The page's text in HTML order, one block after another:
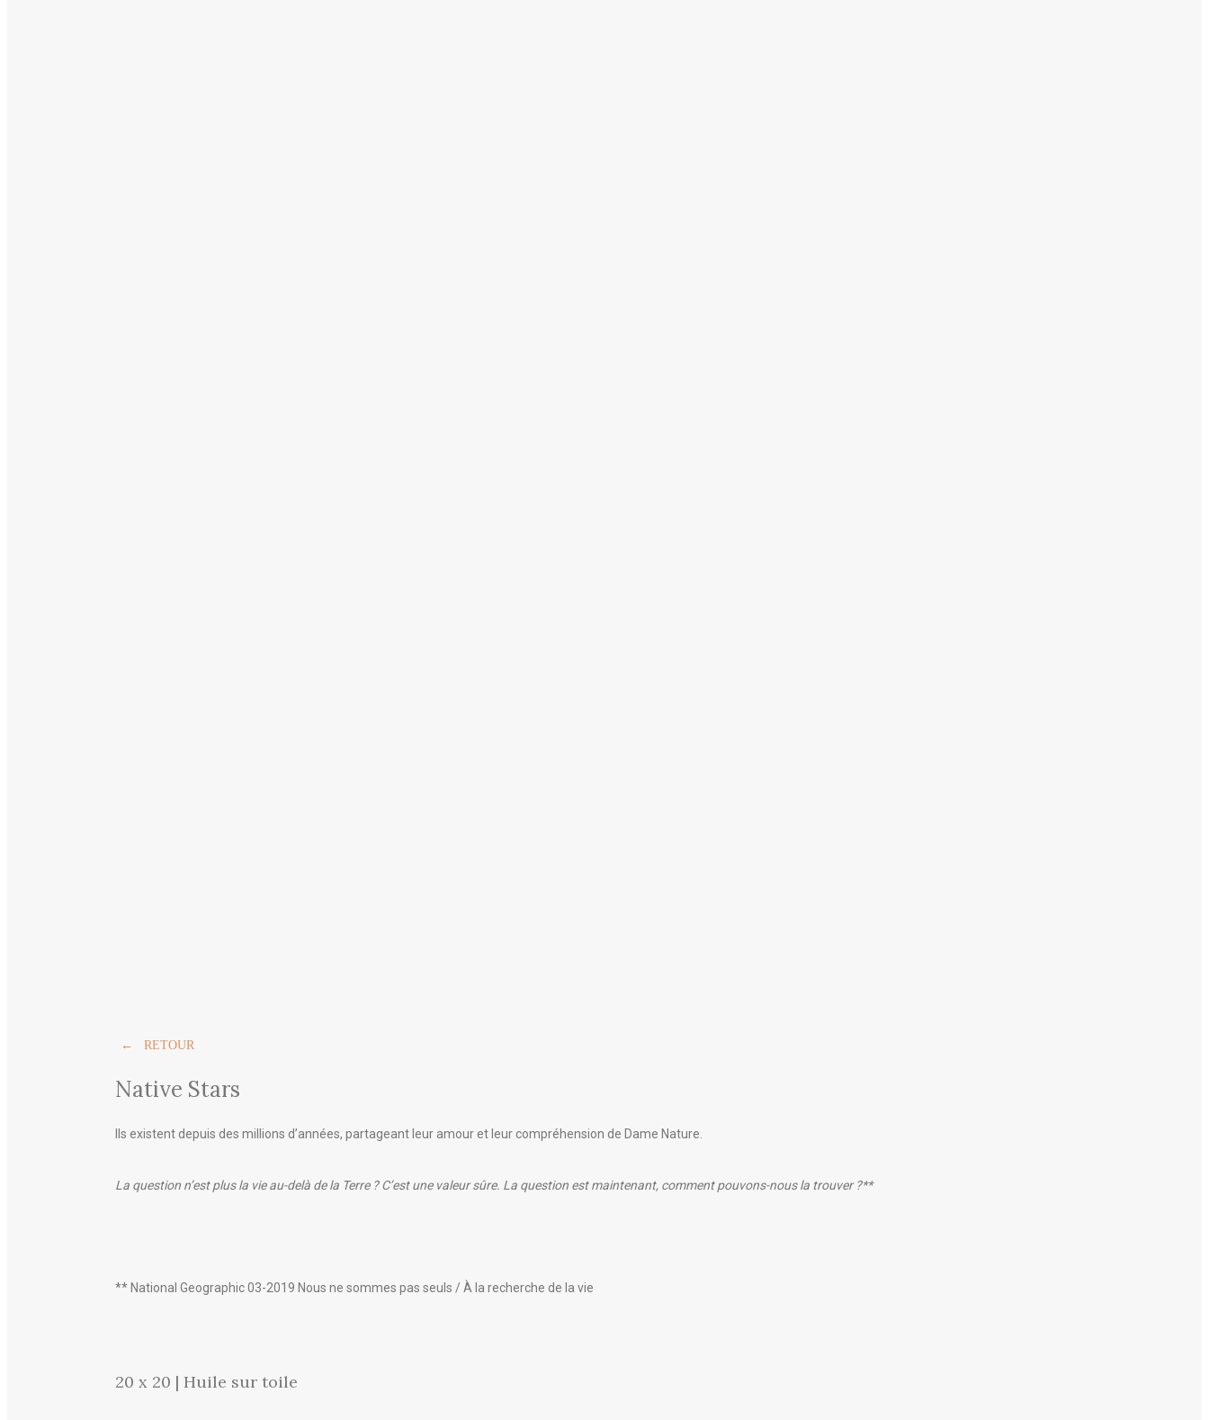
← RETOUR
Native Stars
Ils existent depuis des millions d’années, partageant leur amour et leur compréhension de Dame Nature.
La question n’est plus la vie au-delà de la Terre ? C’est une valeur sûre. La question est maintenant, comment pouvons-nous la trouver ?**
** National Geographic 03-2019 Nous ne sommes pas seuls / À la recherche de la vie
20 x 20 | Huile sur toile